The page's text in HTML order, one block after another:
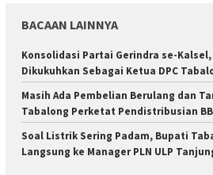
BACAAN LAINNYA
Konsolidasi Partai Gerindra se-Kalsel,
Dikukuhkan Sebagai Ketua DPC
Masih Ada Pembelian Berulang dan
Tabalong Perketat Pendistribusian
Soal Listrik Sering Padam, Bupati
Langsung ke Manager PLN ULP